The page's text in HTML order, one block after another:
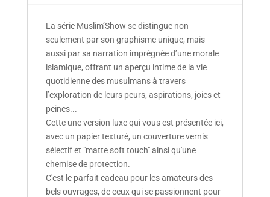
La série Muslim’Show se distingue non
seulement par son graphisme unique, mais
aussi par sa narration imprégnée d’une morale
islamique, offrant un aperçu intime de la vie
quotidienne des musulmans à travers
l’exploration de leurs peurs, aspirations, joies et
peines...
Cette une version luxe qui vous est présentée ici,
avec un papier texturé, un couverture vernis
sélectif et "matte soft touch" ainsi qu'une
chemise de protection.
C'est le parfait cadeau pour les amateurs des
bels ouvrages, de ceux qui se passionnent pour